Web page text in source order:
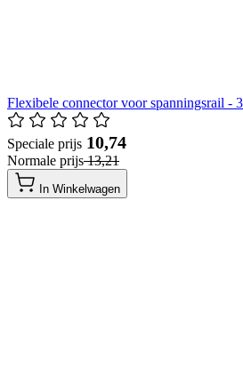
Flexibele connector voor spanningsrail -
Speciale prijs ​ 10,74
Normale prijs​ 13,21
In Winkelwagen